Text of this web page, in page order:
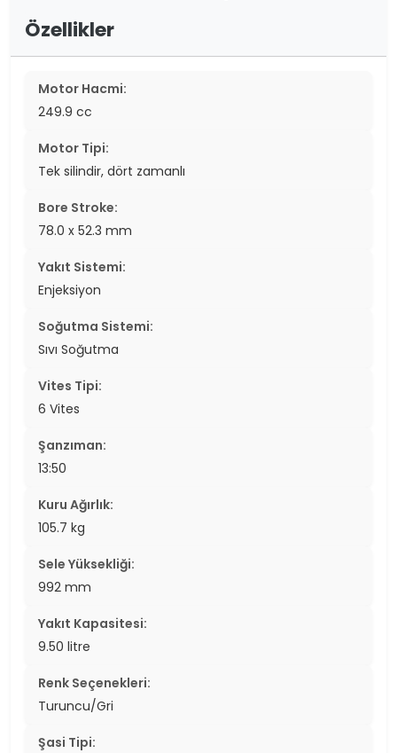
Özellikler
Motor Hacmi:
249.9 cc
Motor Tipi:
Tek silindir, dört zamanlı
Bore Stroke:
78.0 x 52.3 mm
Yakıt Sistemi:
Enjeksiyon
Soğutma Sistemi:
Sıvı Soğutma
Vites Tipi:
6 Vites
Şanzıman:
13:50
Kuru Ağırlık:
105.7 kg
Sele Yüksekliği:
992 mm
Yakıt Kapasitesi:
9.50 litre
Renk Seçenekleri:
Turuncu/Gri
Şasi Tipi: